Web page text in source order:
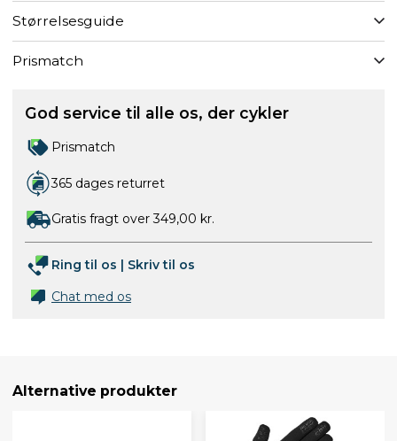
Størrelsesguide
Prismatch
God service til alle os, der cykler
Prismatch
365 dages returret
Gratis fragt over 349,00 kr.
Ring til os | Skriv til os
Chat med os
Alternative produkter